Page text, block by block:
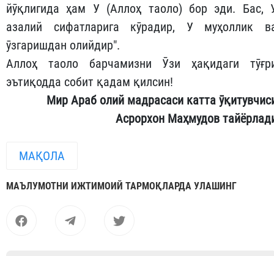
йӯқлигида ҳам У (Аллоҳ таоло) бор эди. Бас,
азалий сифатларига кӯрадир, У муҳоллик
ӯзгаришдан олийдир".
Аллоҳ таоло барчамизни Ӯзи ҳақидаги
эътиқодда собит қадам қилсин!
Мир Араб олий мадрасаси катта
Асрорхон Маҳмудов
МАҚОЛА
МАЪЛУМОТНИ ИЖТИМОИЙ ТАРМОҚЛАРДА УЛАШИНГ